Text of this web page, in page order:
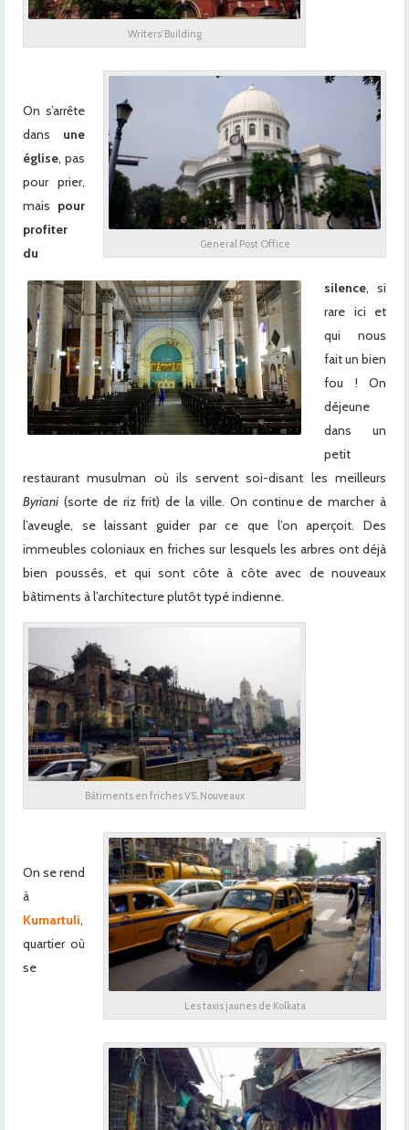
Writers’ Building
General Post Office
On s’arrête
dans une
église, pas
pour prier,
mais pour
profiter
du
silence, si
rare ici et
qui nous
fait un bien
fou ! On
déjeune
dans un
petit
restaurant musulman où ils servent soi-disant les meilleurs
Byriani (sorte de riz frit) de la ville. On continue de marcher à
l’aveugle, se laissant guider par ce que l’on aperçoit. Des
immeubles coloniaux en friches sur lesquels les arbres ont déjà
bien poussés, et qui sont côte à côte avec de nouveaux
bâtiments à l’architecture plutôt typé indienne.
Bâtiments en friches VS. Nouveaux
Les taxis jaunes de Kolkata
On se rend
à
Kumartuli,
quartier où
se